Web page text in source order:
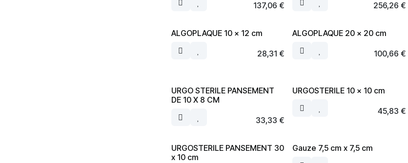
137,06 € 256,26 €
ALGOPLAQUE 10 x 12 cm
28,31 €
ALGOPLAQUE 20 x 20 cm
100,66 €
URGO STERILE PANSEMENT
DE 10 X 8 CM
33,33 €
URGOSTERILE 10 x 10 cm
45,83 €
URGOSTERILE PANSEMENT 30
x 10 cm
Gauze 7,5 cm x 7,5 cm